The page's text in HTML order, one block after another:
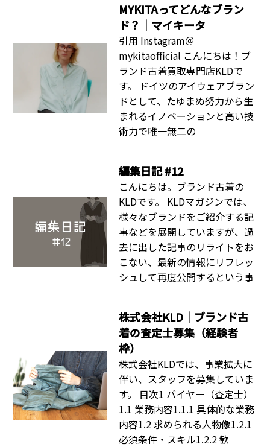
MYKITAってどんなブラン
ド？｜マイキータ
引用 Instagram＠
mykitaofficial こんにちは！ブ
ランド古着買取専門店KLDで
す。 ドイツのアイウェアブラン
ドとして、たゆまぬ努力から生
まれるイノベーションと高い技
術力で唯一無二の
編集日記 #12
こんにちは。ブランド古着の
KLDです。 KLDマガジンでは、
様々なブランドをご紹介する記
事などを展開していますが、過
去に出した記事のリライトをお
こない、最新の情報にリフレッ
シュして再度公開するという事
株式会社KLD｜ブランド古
着の査定士募集（経験者
枠）
株式会社KLDでは、事業拡大に
伴い、スタッフを募集していま
す。 目次1 バイヤー（査定士）
1.1 業務内容1.1.1 具体的な業務
内容1.2 求められる人物像1.2.1
必須条件・スキル1.2.2 歓